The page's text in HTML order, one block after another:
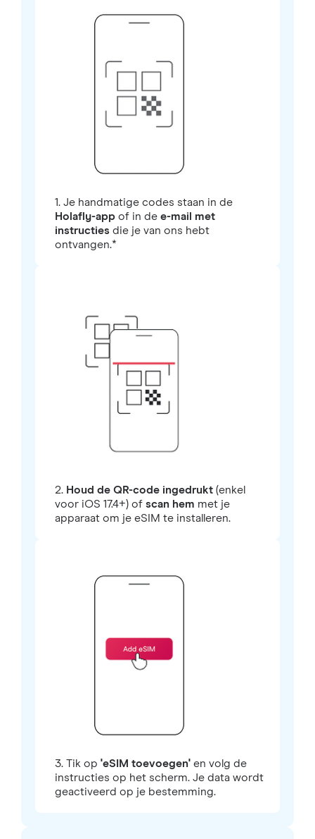
1. Je handmatige codes staan in de
Holafly-appof in de e-mail met
instructiesdie je van ons hebt
ontvangen.*
2. Houd de QR-code ingedrukt(enkel
voor iOS 17.4+) of scan hem met je
apparaat om je eSIM te installeren.
3. Tik op 'eSIM toevoegen'en volg de
instructies op het scherm. Je data wordt
geactiveerd op je bestemming.